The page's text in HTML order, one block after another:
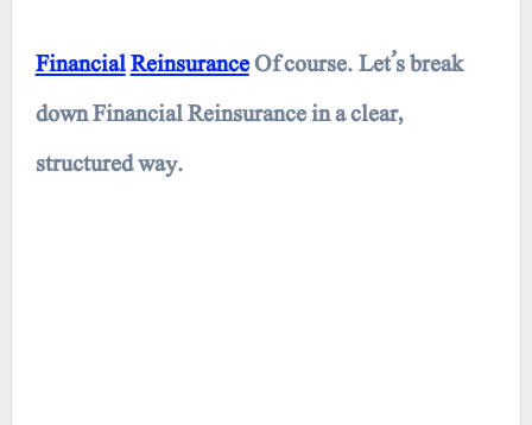
FinancialReinsuranceOf course. Let’s break
down Financial Reinsurance in a clear,
structured way.